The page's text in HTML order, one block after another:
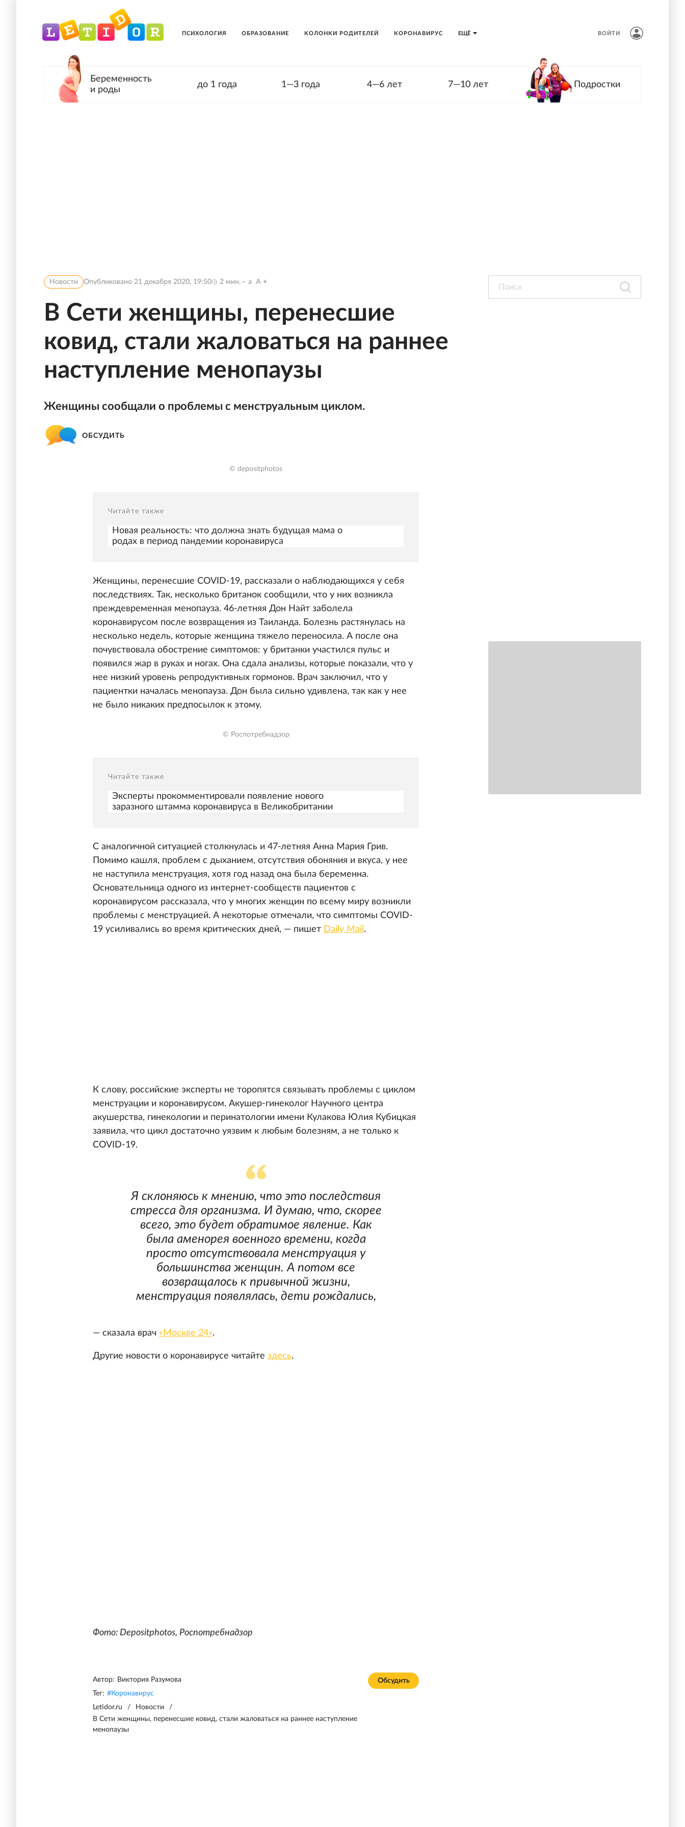
ЕЩЁ
ПСИХОЛОГИЯ ОБРАЗОВАНИЕ КОЛОНКИ РОДИТЕЛЕЙ КОРОНАВИРУС ВОЙТИ
Беременность
и роды
до 1 года 1—3 года 4—6 лет 7—10 лет Подростки
Новости Опубликовано 21 декабря 2020, 19:50 2 мин. a A
В Сети женщины, перенесшие
ковид, стали жаловаться на раннее
наступление менопаузы
Женщины сообщали о проблемы с менструальным циклом.
ОБСУДИТЬ
© depositphotos
Читайте также
Новая реальность: что должна знать будущая мама о
родах в период пандемии коронавируса
Женщины, перенесшие COVID-19, рассказали о наблюдающихся у себя
последствиях. Так, несколько британок сообщили, что у них возникла
преждевременная менопауза. 46-летняя Дон Найт заболела
коронавирусом после возвращения из Таиланда. Болезнь растянулась на
несколько недель, которые женщина тяжело переносила. А после она
почувствовала обострение симптомов: у британки участился пульс и
появился жар в руках и ногах. Она сдала анализы, которые показали, что у
нее низкий уровень репродуктивных гормонов. Врач заключил, что у
пациентки началась менопауза. Дон была сильно удивлена, так как у нее
не было никаких предпосылок к этому.
© Роспотребнадзор
Читайте также
Эксперты прокомментировали появление нового
заразного штамма коронавируса в Великобритании
С аналогичной ситуацией столкнулась и 47-летняя Анна Мария Грив.
Помимо кашля, проблем с дыханием, отсутствия обоняния и вкуса, у нее
не наступила менструация, хотя год назад она была беременна.
Основательница одного из интернет-сообществ пациентов с
коронавирусом рассказала, что у многих женщин по всему миру возникли
проблемы с менструацией. А некоторые отмечали, что симптомы COVID-
19 усиливались во время критических дней, — пишет Daily Mail .
К слову, российские эксперты не торопятся связывать проблемы с циклом
менструации и коронавирусом. Акушер-гинеколог Научного центра
акушерства, гинекологии и перинатологии имени Кулакова Юлия Кубицкая
заявила, что цикл достаточно уязвим к любым болезням, а не только к
COVID-19.
Я склоняюсь к мнению, что это последствия
стресса для организма. И думаю, что, скорее
всего, это будет обратимое явление. Как
была аменорея военного времени, когда
просто отсутствовала менструация у
большинства женщин. А потом все
возвращалось к привычной жизни,
менструация появлялась, дети рождались,
— сказала врач «Москве 24».
Другие новости о коронавирусе читайте здесь.
Фото: Depositphotos, Роспотребнадзор
Обсудить
Автор: Виктория Разумова
Тег: #Коронавирус
Letidor.ru
/ Новости
/
В Сети женщины, перенесшие ковид, стали жаловаться на раннее наступление
менопаузы